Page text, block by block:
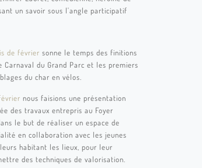
un savoir sous l'angle participatif
de février sonne le temps des finitions
Carnaval du Grand Parc et les premiers
du char en vélos.
nous faisions une présentation
des travaux entrepris au Foyer
le but de réaliser un espace de
en collaboration avec les jeunes
habitant les lieux, pour leur
des techniques de valorisation.